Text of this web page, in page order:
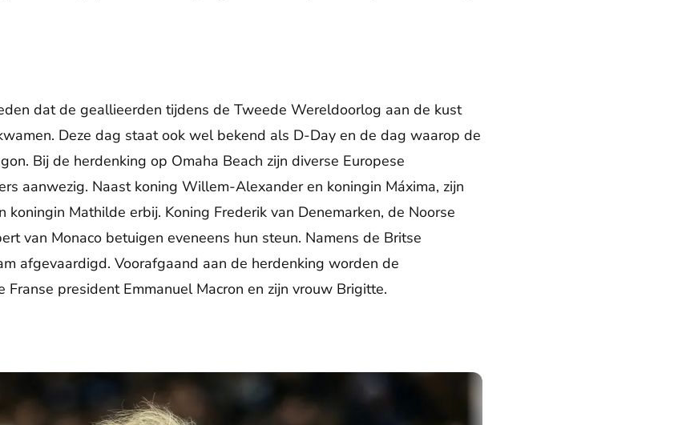
dat de geallieerden tijdens de Tweede Wereldoorlog aan de kust
Deze dag staat ook wel bekend als D-Day en de dag waarop de
Bij de herdenking op Omaha Beach zijn diverse Europese
aanwezig. Naast koning Willem-Alexander en koningin Máxima, zijn
koningin Mathilde erbij. Koning Frederik van Denemarken, de Noorse
van Monaco betuigen eveneens hun steun. Namens de Britse
afgevaardigd. Voorafgaand aan de herdenking worden de
president Emmanuel Macron en zijn vrouw Brigitte.